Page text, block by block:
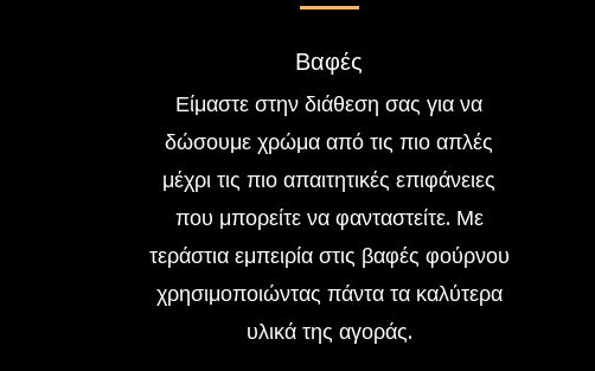
Βαφές
Είμαστε στην διάθεση σας για να
δώσουμε χρώμα από τις πιο απλές
μέχρι τις πιο απαιτητικές επιφάνειες
που μπορείτε να φανταστείτε. Με
τεράστια εμπειρία στις βαφές φούρνου
χρησιμοποιώντας πάντα τα καλύτερα
υλικά της αγοράς.